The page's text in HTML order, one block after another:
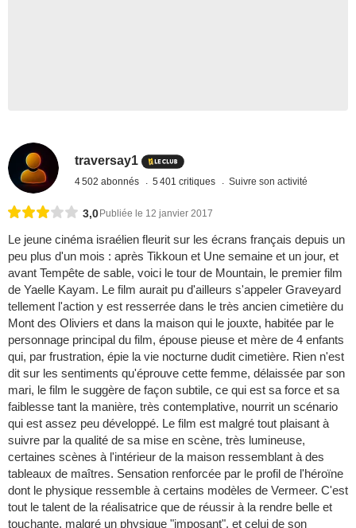
traversay1
4 502 abonnés 5 401 critiques Suivre son activité
3,0 Publiée le 12 janvier 2017
Le jeune cinéma israélien fleurit sur les écrans français depuis un
peu plus d'un mois : après Tikkoun et Une semaine et un jour, et
avant Tempête de sable, voici le tour de Mountain, le premier film
de Yaelle Kayam. Le film aurait pu d'ailleurs s'appeler Graveyard
tellement l'action y est resserrée dans le très ancien cimetière du
Mont des Oliviers et dans la maison qui le jouxte, habitée par le
personnage principal du film, épouse pieuse et mère de 4 enfants
qui, par frustration, épie la vie nocturne dudit cimetière. Rien n'est
dit sur les sentiments qu'éprouve cette femme, délaissée par son
mari, le film le suggère de façon subtile, ce qui est sa force et sa
faiblesse tant la manière, très contemplative, nourrit un scénario
qui est assez peu développé. Le film est malgré tout plaisant à
suivre par la qualité de sa mise en scène, très lumineuse,
certaines scènes à l'intérieur de la maison ressemblant à des
tableaux de maîtres. Sensation renforcée par le profil de l'héroïne
dont le physique ressemble à certains modèles de Vermeer. C'est
tout le talent de la réalisatrice que de réussir à la rendre belle et
touchante, malgré un physique "imposant", et celui de son